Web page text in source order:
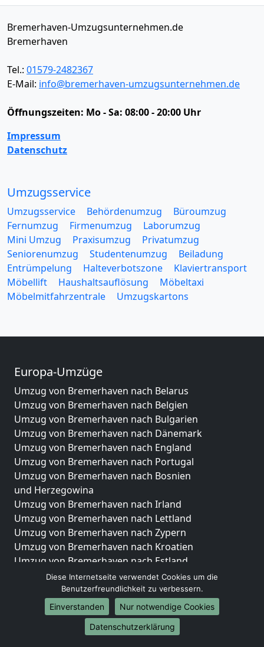
Bremerhaven-Umzugsunternehmen.de
Bremerhaven
Tel.: 01579-2482367
E-Mail: info@bremerhaven-umzugsunternehmen.de
Öffnungszeiten: Mo - Sa: 08:00 - 20:00 Uhr
Impressum
Datenschutz
Umzugsservice
Umzugsservice Behördenumzug
Büroumzug
Fernumzug
Firmenumzug
Laborumzug
Mini Umzug
Praxisumzug
Privatumzug
Seniorenumzug
Studentenumzug
Beiladung
Entrümpelung
Halteverbotszone
Klaviertransport
Möbellift
Haushaltsauflösung
Möbeltaxi
Möbelmitfahrzentrale
Umzugskartons
Europa-Umzüge
Umzug von Bremerhaven nach Belarus
Umzug von Bremerhaven nach Belgien
Umzug von Bremerhaven nach Bulgarien
Umzug von Bremerhaven nach Dänemark
Umzug von Bremerhaven nach England
Umzug von Bremerhaven nach Portugal
Umzug von Bremerhaven nach Bosnien
und Herzegowina
Umzug von Bremerhaven nach Irland
Umzug von Bremerhaven nach Lettland
Umzug von Bremerhaven nach Zypern
Umzug von Bremerhaven nach Kroatien
Umzug von Bremerhaven nach Estland
Umzug von Bremerhaven nach Finnland
Umzug von Bremerhaven nach Frankreich
Umzug von Bremerhaven nach Griechenland
Umzug von Bremerhaven nach Italien
Umzug von Bremerhaven nach Liechtenstein
Diese Internetseite verwendet Cookies um die
Benutzerfreundlichkeit zu verbessern.
Einverstanden
Nur notwendige Cookies
Datenschutzerklärung